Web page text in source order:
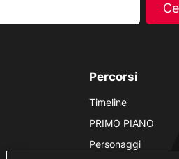
Percorsi
Timeline
PRIMO PIANO
Personaggi